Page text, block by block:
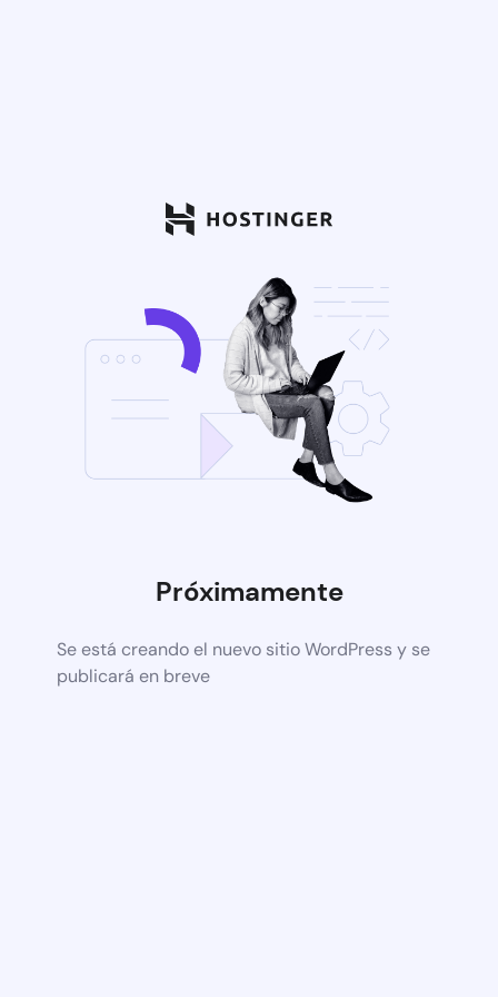
Próximamente
Se está creando el nuevo sitio WordPress y se
publicará en breve